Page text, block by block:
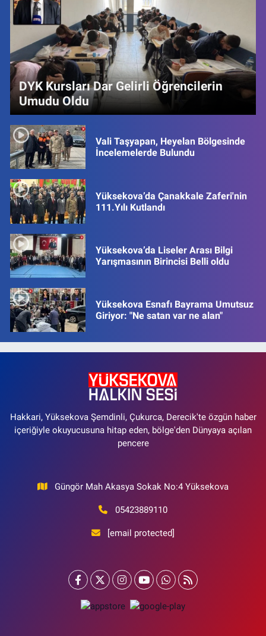
DYK Kursları Dar Gelirli Öğrencilerin
Umudu Oldu
Vali Taşyapan, Heyelan Bölgesinde
İncelemelerde Bulundu
Yüksekova’da Çanakkale Zaferi'nin
111.Yılı Kutlandı
Yüksekova’da Liseler Arası Bilgi
Yarışmasının Birincisi Belli oldu
Yüksekova Esnafı Bayrama Umutsuz
Giriyor: "Ne satan var ne alan"
Hakkari, Yüksekova Şemdinli, Çukurca, Derecik'te özgün haber
içeriğiyle okuyucusuna hitap eden, bölge'den Dünyaya açılan
pencere
Güngör Mah Akasya Sokak No:4 Yüksekova
05423889110
[email protected]